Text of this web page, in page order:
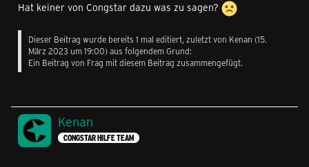
Hat keiner von Congstar dazu was zu sagen?
Dieser Beitrag wurde bereits 1 mal editiert, zuletzt von Kenan (15.
März 2023 um 19:00) aus folgendem Grund:
Ein Beitrag von Frag mit diesem Beitrag zusammengefügt.
Kenan
CONGSTAR HILFE TEAM